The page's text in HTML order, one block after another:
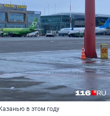
в этом году